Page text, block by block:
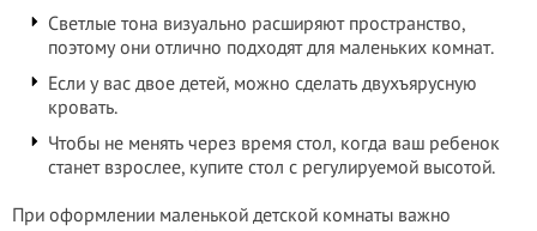
Светлые тона визуально расширяют пространство,
поэтому они отлично подходят для маленьких комнат.
Если у вас двое детей, можно сделать двухъярусную
кровать.
Чтобы не менять через время стол, когда ваш ребенок
станет взрослее, купите стол с регулируемой высотой.
При оформлении маленькой детской комнаты важно